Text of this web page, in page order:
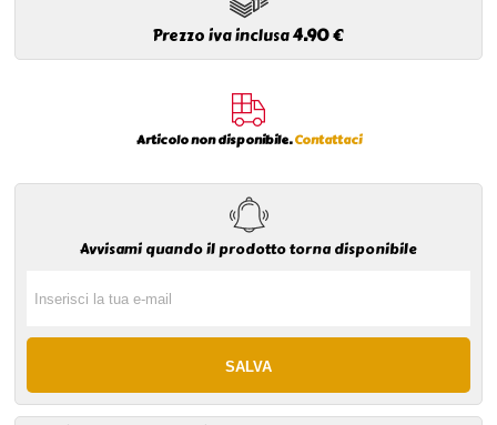
Prezzo iva inclusa4.90€
Articolo non disponibile.Contattaci
Avvisami quando il prodotto torna disponibile